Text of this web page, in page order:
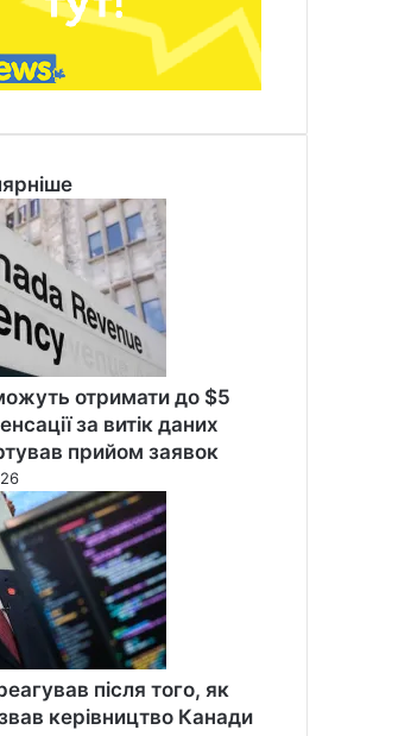
отримати до $5
за витік даних
прийом заявок
після того, як
керівництво Канади